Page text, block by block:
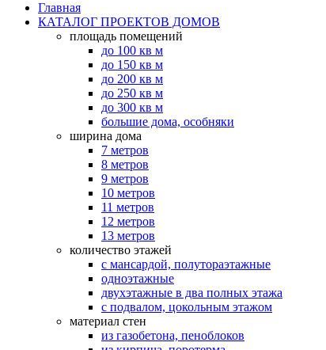
Главная
КАТАЛОГ ПРОЕКТОВ ДОМОВ
площадь помещений
до 100 кв м
до 150 кв м
до 200 кв м
до 250 кв м
до 300 кв м
большие дома, особняки
ширина дома
7 метров
8 метров
9 метров
10 метров
11 метров
12 метров
13 метров
количество этажей
с мансардой, полутораэтажные
одноэтажные
двухэтажные в два полных этажа
с подвалом, цокольным этажом
материал стен
из газобетона, пеноблоков